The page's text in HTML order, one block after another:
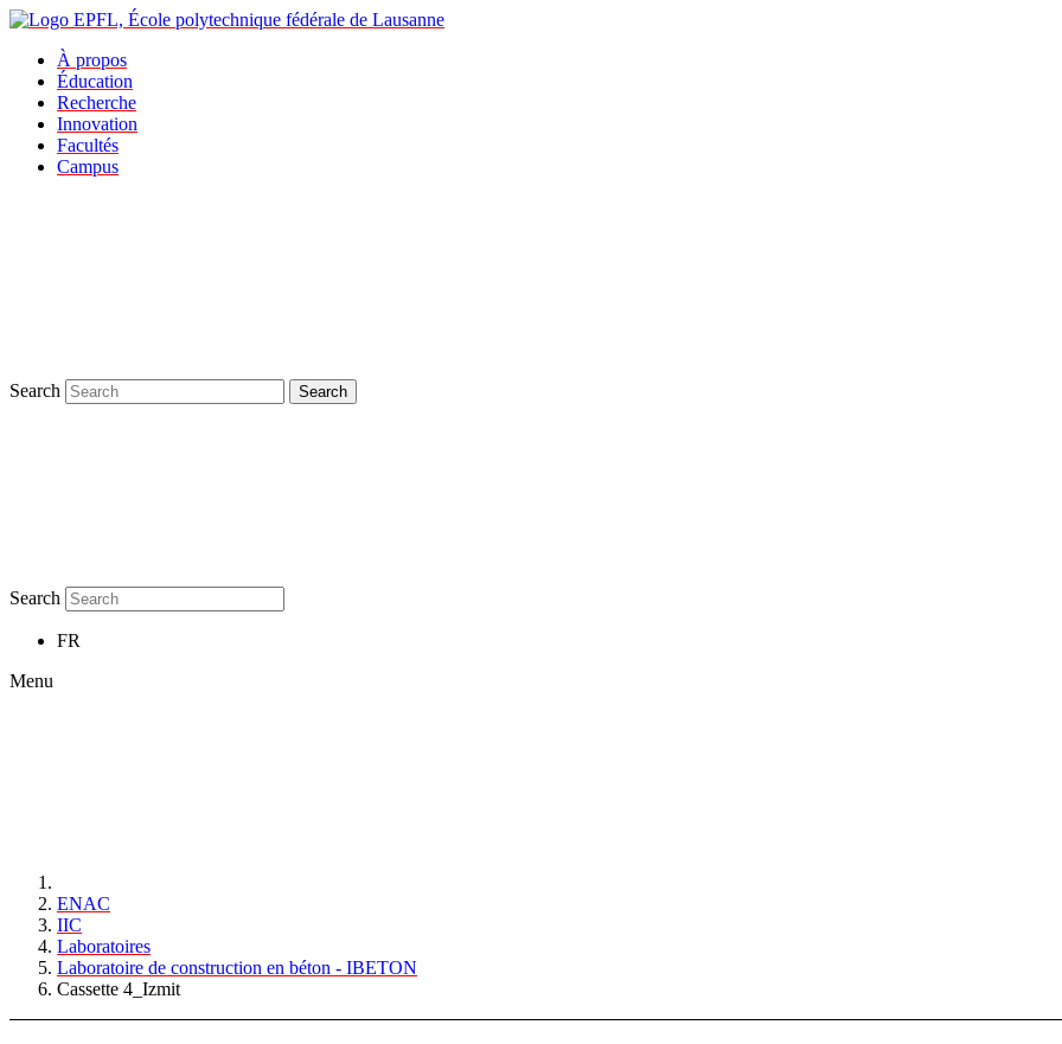
À propos
Éducation
Recherche
Innovation
Facultés
Campus
Search Search
Search
FR
Menu
ENAC
IIC
Laboratoires
Laboratoire de construction en béton - IBETON
Cassette 4_Izmit